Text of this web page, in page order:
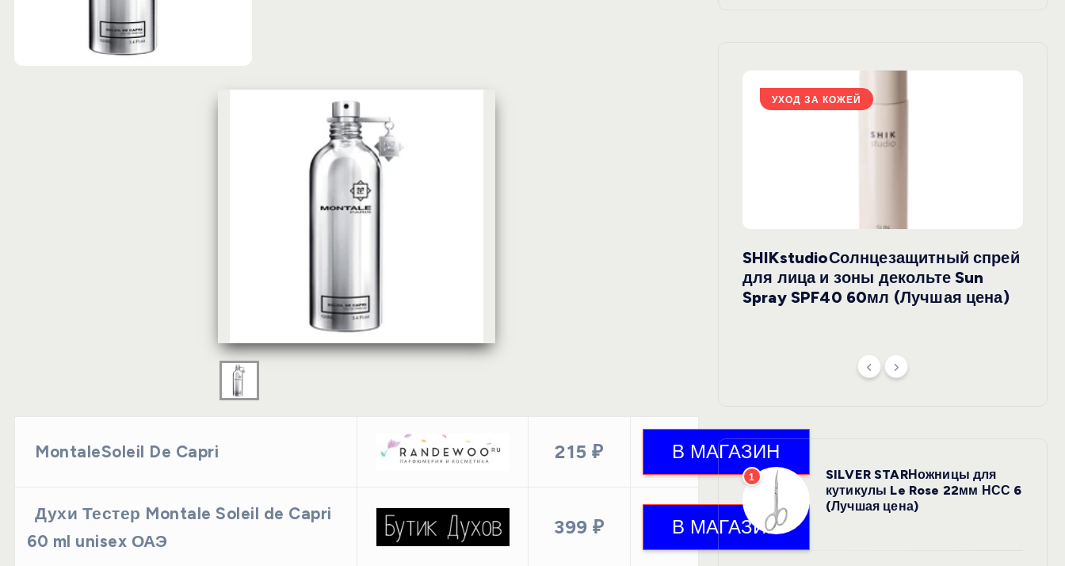
MontaleSoleil De Capri 215 ₽
Духи Тестер Montale Soleil de Capri
60 ml unisex ОАЭ
399 ₽
УХОД ЗА КОЖЕЙ
SHIKstudioСолнцезащитный спрей
для лица и зоны декольте Sun
Spray SPF40 60мл (Лучшая цена)
1
SILVER STARНожницы для
кутикулы Le Rose 22мм НСС 6
(Лучшая цена)